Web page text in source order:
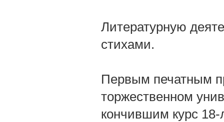
Литературную
стихами.
Первым печатным
торжественном
кончившим курс